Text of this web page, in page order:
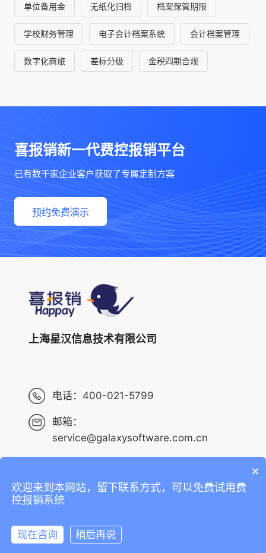
单位备用金 无纸化归档 档案保管期限
学校财务管理 电子会计档案系统 会计档案管理
数字化商旅 差标分级 金税四期合规
喜报销新一代费控报销平台
已有数千家企业客户获取了专属定制方案
预约免费演示
上海星汉信息技术有限公司
电话： 400-021-5799
邮箱：
service@galaxysoftware.com.cn
Copyright ©2013-2023 上海星汉信息技术有限公司 版权
沪ICP备14001765号-6
沪公网安备 31010402010073号
×
欢迎来到本网站，留下联系方式，可以免费试用费
控报销系统
现在咨询
稍后再说
在线咨询